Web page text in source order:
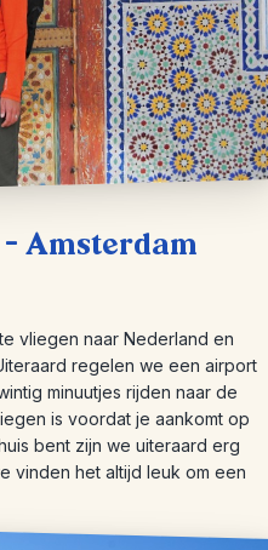
Amsterdam
vliegen naar Nederland en
regelen we een airport
minuutjes rijden naar de
is voordat je aankomt op
bent zijn we uiteraard erg
vinden het altijd leuk om een